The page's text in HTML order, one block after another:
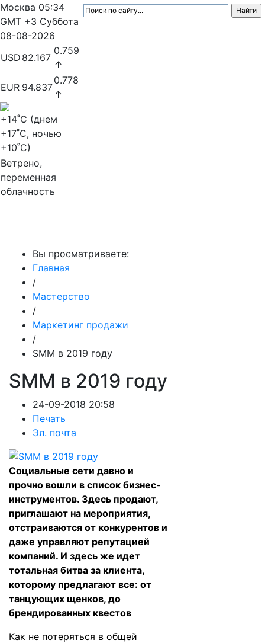
Москва 05:34
GMT +3 Суббота
08-08-2026
USD 82.167
0.759
↑
EUR 94.837
0.778
↑
+14˚C (днем
+17˚C, ночью
+10˚C)
Ветрено,
переменная
облачность
Вы просматриваете:
Главная
/
Мастерство
/
Маркетинг продажи
/
SMM в 2019 году
SMM в 2019 году
24-09-2018 20:58
Печать
Эл. почта
Социальные сети давно и
прочно вошли в список бизнес-
инструментов. Здесь продают,
приглашают на мероприятия,
отстраиваются от конкурентов и
даже управляют репутацией
компаний. И здесь же идет
тотальная битва за клиента,
которому предлагают все: от
танцующих щенков, до
брендированных квестов
Как не потеряться в общей